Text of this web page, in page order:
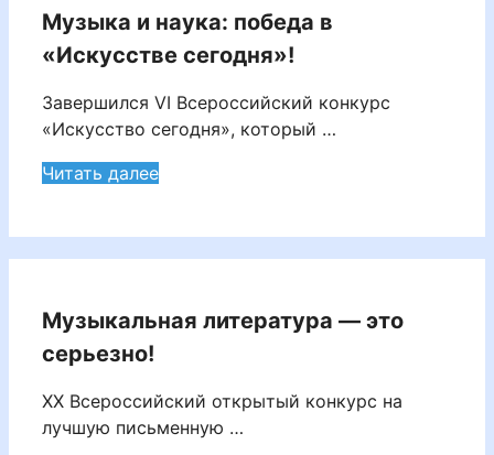
Музыка и наука: победа в
«Искусстве сегодня»!
Завершился VI Всероссийский конкурс
«Искусство сегодня», который …
Читать далее
Музыкальная литература — это
серьезно!
XX Всероссийский открытый конкурс на
лучшую письменную …